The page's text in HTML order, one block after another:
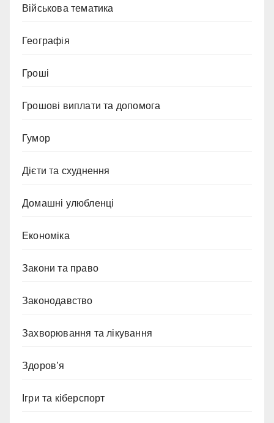
Військова тематика
Географія
Гроші
Грошові виплати та допомога
Гумор
Дієти та схуднення
Домашні улюбленці
Економіка
Закони та право
Законодавство
Захворювання та лікування
Здоров’я
Ігри та кіберспорт